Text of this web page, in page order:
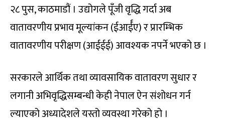
२८ पुस, काठमाडौं । उद्योगले पूँजी वृद्धि गर्दा अब
वातावरणीय प्रभाव मूल्यांकन (ईआर्ईए) र प्रारम्भिक
वातावरणीय परीक्षण (आईईई) आवश्यक नपर्ने भएको छ ।
सरकारले आर्थिक तथा व्यावसायिक वातावरण सुधार र
लगानी अभिवृद्धिसम्बन्धी केही नेपाल ऐन संशोधन गर्न
ल्याएको अध्यादेशले यस्तो व्यवस्था गरेको हो ।